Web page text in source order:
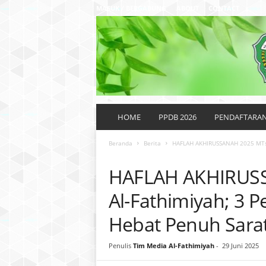
MASUK / BERGABUNG CONTACT
e
HOME PPDB 2026
Beranda Berita HAFLAH AKHIRUSSANAH 2025
HAFLAH
Al-Fathimiyah; 3
Hebat Penuh
Penulis Tim Media Al-Fathimiyah- 29 Juni 2025